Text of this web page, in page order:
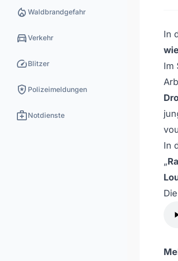
local_fire_department Waldbrandgefahr
directions_carVerkehr
speedBlitzer
local_police Polizeimeldungen
medical_servicesNotdienste
In
Im
In
„
Die